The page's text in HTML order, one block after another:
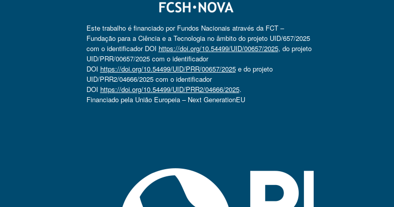
Este trabalho é financiado por Fundos Nacionais através da FCT –
Fundação para a Ciência e a Tecnologia no âmbito do projeto UID/657/2025
com o identificador DOI https://doi.org/10.54499/UID/00657/2025, do projeto
UID/PRR/00657/2025 com o identificador
DOI https://doi.org/10.54499/UID/PRR/00657/2025e do projeto
UID/PRR2/04666/2025 com o identificador
DOI https://doi.org/10.54499/UID/PRR2/04666/2025.
Financiado pela União Europeia – Next GenerationEU